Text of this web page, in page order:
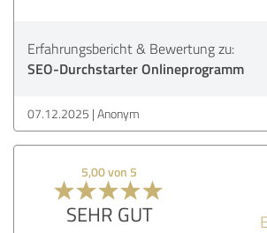
Erfahrungsbericht & Bewertung zu:
SEO-Durchstarter Onlineprogramm
07.12.2025 Anonym
5,00 von 5
SEHR GUT